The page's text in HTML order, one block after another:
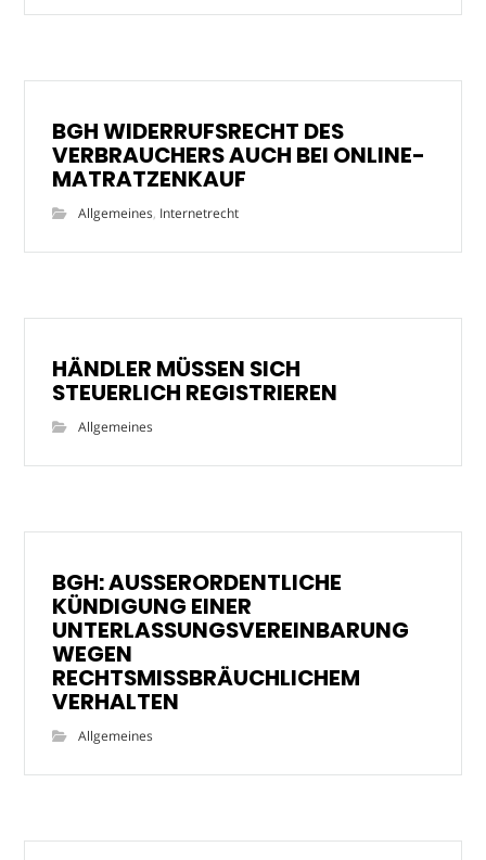
BGH WIDERRUFSRECHT DES
VERBRAUCHERS AUCH BEI ONLINE-
MATRATZENKAUF
Allgemeines, Internetrecht
HÄNDLER MÜSSEN SICH
STEUERLICH REGISTRIEREN
Allgemeines
BGH: AUSSERORDENTLICHE
KÜNDIGUNG EINER
UNTERLASSUNGSVEREINBARUNG
WEGEN
RECHTSMISSBRÄUCHLICHEM
VERHALTEN
Allgemeines